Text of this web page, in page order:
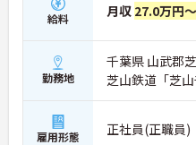
給料 月収 27.0万円
勤務地
千葉県 山武郡
芝山鉄道「芝
雇用形態 正社員(正職員)